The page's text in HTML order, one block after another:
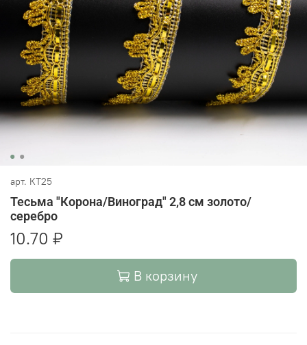
арт. КТ25
Тесьма "Корона/Виноград" 2,8 см золото/
серебро
10.70 ₽
В корзину